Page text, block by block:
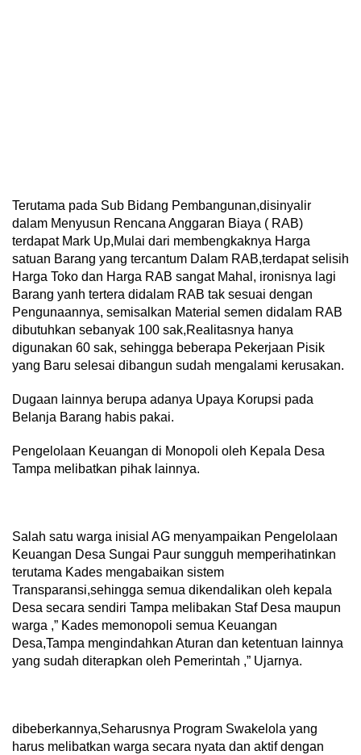
Terutama pada Sub Bidang Pembangunan,disinyalir
dalam Menyusun Rencana Anggaran Biaya ( RAB)
terdapat Mark Up,Mulai dari membengkaknya Harga
satuan Barang yang tercantum Dalam RAB,terdapat selisih
Harga Toko dan Harga RAB sangat Mahal, ironisnya lagi
Barang yanh tertera didalam RAB tak sesuai dengan
Pengunaannya, semisalkan Material semen didalam RAB
dibutuhkan sebanyak 100 sak,Realitasnya hanya
digunakan 60 sak, sehingga beberapa Pekerjaan Pisik
yang Baru selesai dibangun sudah mengalami kerusakan.
Dugaan lainnya berupa adanya Upaya Korupsi pada
Belanja Barang habis pakai.
Pengelolaan Keuangan di Monopoli oleh Kepala Desa
Tampa melibatkan pihak lainnya.
Salah satu warga inisial AG menyampaikan Pengelolaan
Keuangan Desa Sungai Paur sungguh memperihatinkan
terutama Kades mengabaikan sistem
Transparansi,sehingga semua dikendalikan oleh kepala
Desa secara sendiri Tampa melibakan Staf Desa maupun
warga ,” Kades memonopoli semua Keuangan
Desa,Tampa mengindahkan Aturan dan ketentuan lainnya
yang sudah diterapkan oleh Pemerintah ,” Ujarnya.
dibeberkannya,Seharusnya Program Swakelola yang
harus melibatkan warga secara nyata dan aktif dengan